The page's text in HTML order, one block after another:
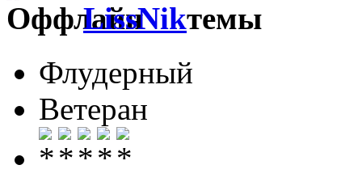
LissNik
Флудерный
Ветеран